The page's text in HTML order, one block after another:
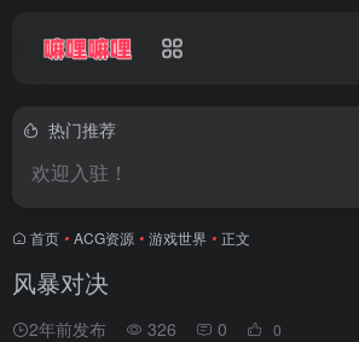
热门推荐
欢迎入驻！
首页 • ACG资源 • 游戏世界 • 正文
风暴对决
2年前发布 326 0 0